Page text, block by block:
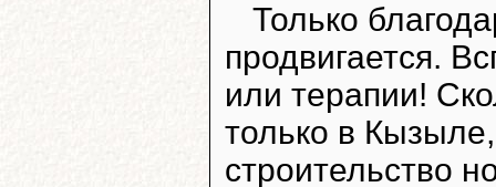
Только
продвигается.
или терапии!
только в
строительство